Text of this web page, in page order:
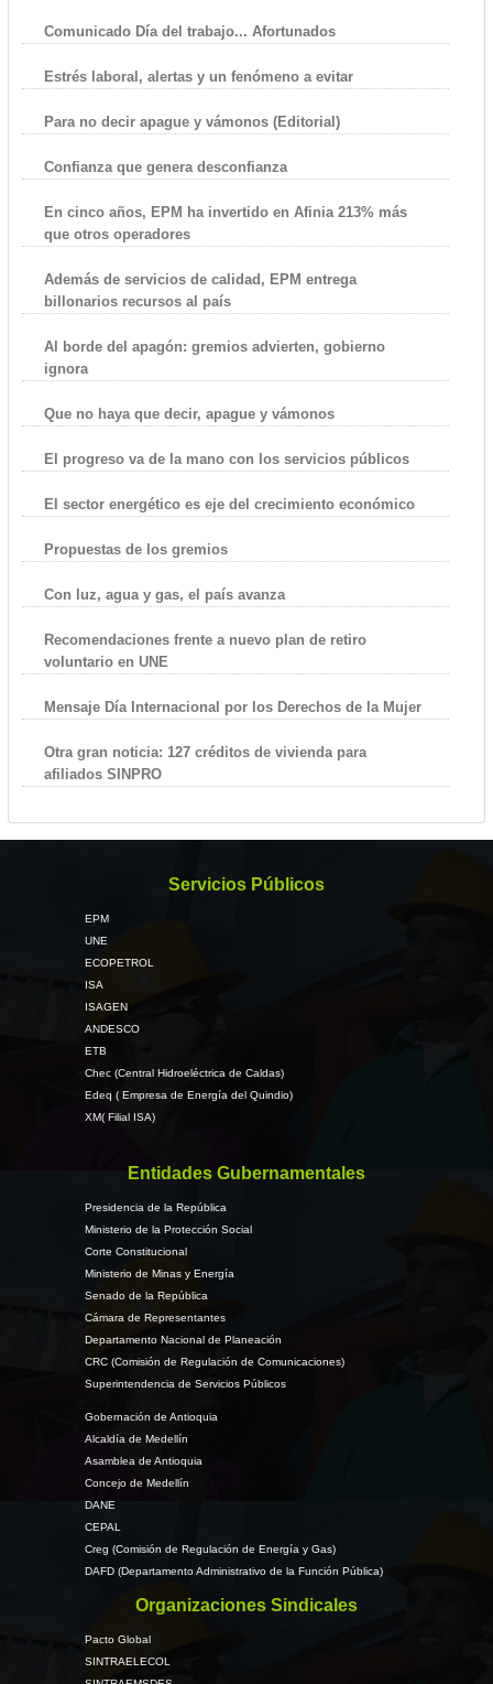
Comunicado Día del trabajo... Afortunados
Estrés laboral, alertas y un fenómeno a evitar
Para no decir apague y vámonos (Editorial)
Confianza que genera desconfianza
En cinco años, EPM ha invertido en Afinia 213% más
que otros operadores
Además de servicios de calidad, EPM entrega
billonarios recursos al país
Al borde del apagón: gremios advierten, gobierno
ignora
Que no haya que decir, apague y vámonos
El progreso va de la mano con los servicios públicos
El sector energético es eje del crecimiento económico
Propuestas de los gremios
Con luz, agua y gas, el país avanza
Recomendaciones frente a nuevo plan de retiro
voluntario en UNE
Mensaje Día Internacional por los Derechos de la Mujer
Otra gran noticia: 127 créditos de vivienda para
afiliados SINPRO
Servicios Públicos
EPM
UNE
ECOPETROL
ISA
ISAGEN
ANDESCO
ETB
Chec (Central Hidroeléctrica de Caldas)
Edeq ( Empresa de Energía del Quindio)
XM( Filial ISA)
Entidades Gubernamentales
Presidencia de la República
Ministerio de la Protección Social
Corte Constitucional
Ministerio de Minas y Energía
Senado de la República
Cámara de Representantes
Departamento Nacional de Planeación
CRC (Comisión de Regulación de Comunicaciones)
Superintendencia de Servicios Públicos
Gobernación de Antioquia
Alcaldía de Medellín
Asamblea de Antioquia
Concejo de Medellín
DANE
CEPAL
Creg (Comisión de Regulación de Energía y Gas)
DAFD (Departamento Administrativo de la Función Pública)
Organizaciones Sindicales
Pacto Global
SINTRAELECOL